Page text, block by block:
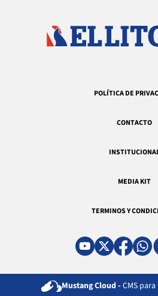
POLÍTICA DE
CONTACTO
MEDIA KIT
TERMINOS Y
Mustang Cloud - CMS